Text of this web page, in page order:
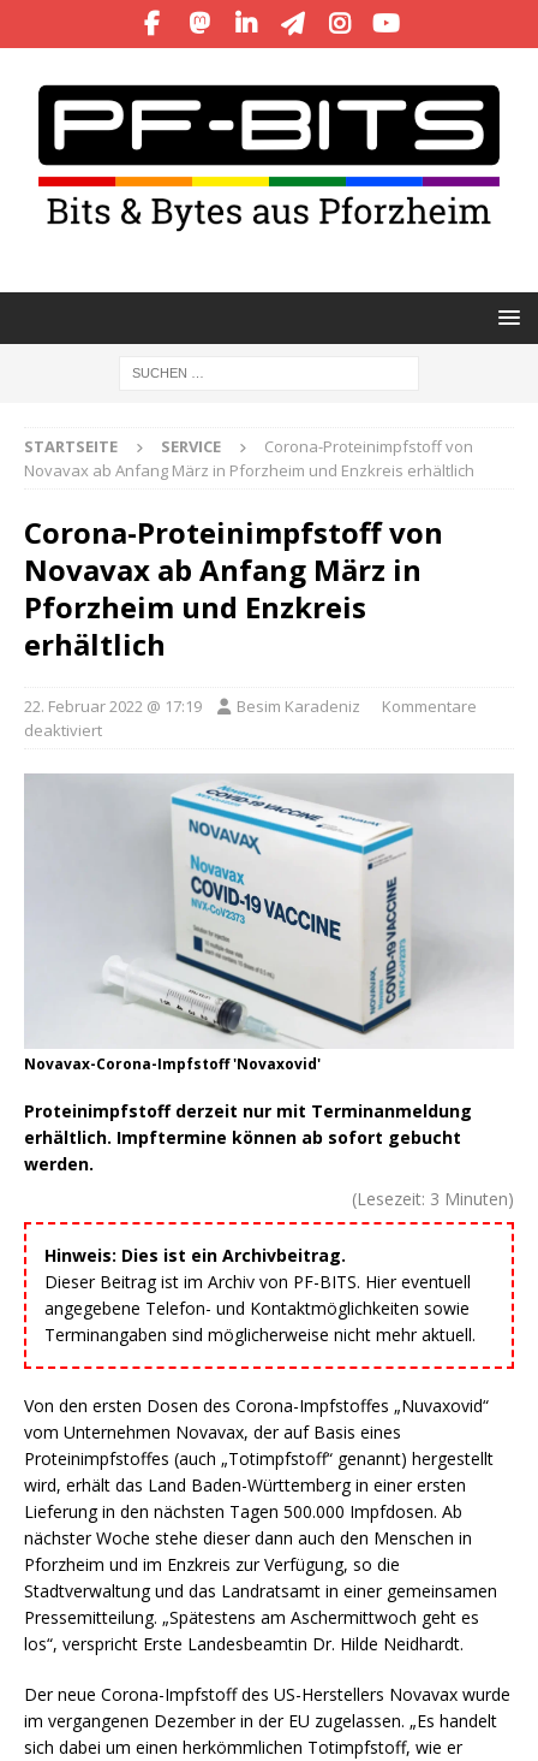
STARTSEITE SERVICE
Corona-Proteinimpfstoff von
Novavax ab Anfang März in Pforzheim und Enzkreis erhältlich
Corona-Proteinimpfstoff von
Novavax ab Anfang März in
Pforzheim und Enzkreis
erhältlich
22. Februar 2022 @ 17:19 Besim Karadeniz
Kommentare
deaktiviert
Novavax-Corona-Impfstoff 'Novaxovid'
Proteinimpfstoff derzeit nur mit Terminanmeldung
erhältlich. Impftermine können ab sofort gebucht
werden.
(Lesezeit: 3 Minuten)
Hinweis: Dies ist ein Archivbeitrag.
Dieser Beitrag ist im Archiv von PF-BITS. Hier eventuell
angegebene Telefon- und Kontaktmöglichkeiten sowie
Terminangaben sind möglicherweise nicht mehr aktuell.
Von den ersten Dosen des Corona-Impfstoffes „Nuvaxovid“
vom Unternehmen Novavax, der auf Basis eines
Proteinimpfstoffes (auch „Totimpfstoff“ genannt) hergestellt
wird, erhält das Land Baden-Württemberg in einer ersten
Lieferung in den nächsten Tagen 500.000 Impfdosen. Ab
nächster Woche stehe dieser dann auch den Menschen in
Pforzheim und im Enzkreis zur Verfügung, so die
Stadtverwaltung und das Landratsamt in einer gemeinsamen
Pressemitteilung. „Spätestens am Aschermittwoch geht es
los“, verspricht Erste Landesbeamtin Dr. Hilde Neidhardt.
Der neue Corona-Impfstoff des US-Herstellers Novavax wurde
im vergangenen Dezember in der EU zugelassen. „Es handelt
sich dabei um einen herkömmlichen Totimpfstoff, wie er